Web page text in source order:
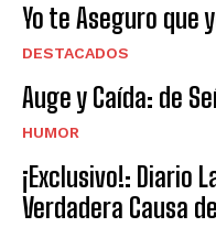
Yo te Aseguro que
DESTACADOS
Auge y Caída: de
HUMOR
¡Exclusivo!: Diario
Verdadera Causa